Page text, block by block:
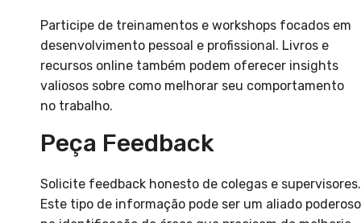
Participe de treinamentos e workshops focados em
desenvolvimento pessoal e profissional. Livros e
recursos online também podem oferecer insights
valiosos sobre como melhorar seu comportamento
no trabalho.
Peça Feedback
Solicite feedback honesto de colegas e supervisores.
Este tipo de informação pode ser um aliado poderoso